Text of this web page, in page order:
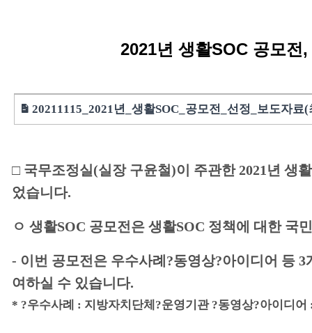
2021년 생활SOC 공모전
20211115_2021년_생활SOC_공모전_선정_보도자료
□ 국무조정실 (실장 구윤철)이 주관한2021년 생
었습니 다.
ㅇ생활SOC 공모전은생활SOC 정책에 대한 국
- 이번 공모전은 우수사례?동영상?아이디어 등 3
여하실 수 있습니다.
* ?우수사례 : 지방자치단체?운영기관 ?동영상?아이디어